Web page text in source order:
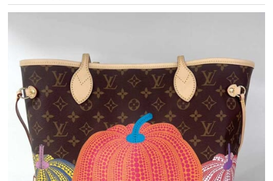
宅配買取を申し込む
無料の宅配キットをお届けします